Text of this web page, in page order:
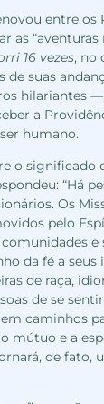
entre os
as
16 vezes, no
de suas
hilariantes
a
humano.
o significado
“Há
Os
pelo
e
da fé a
de raça,
de se
caminhos
mútuo e a
de fato,